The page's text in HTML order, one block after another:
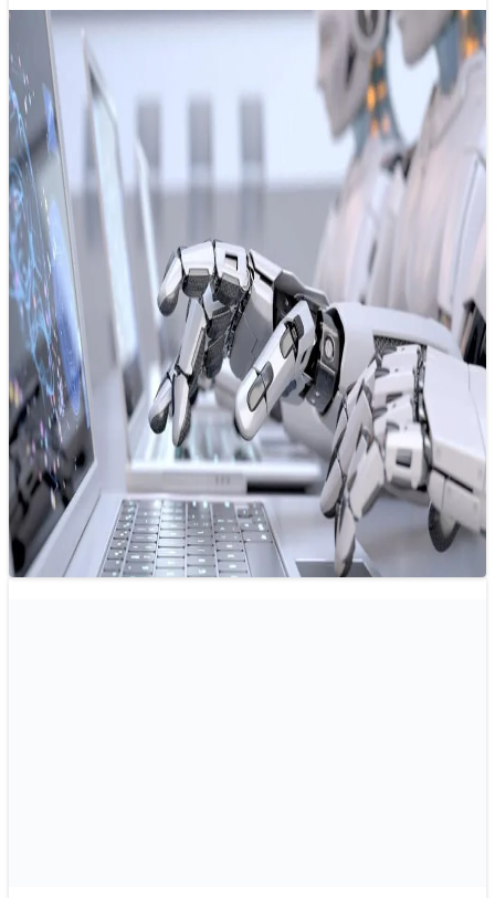
Xu hướng báo chí 2025: AI trở thành
cánh tay đắc lực của báo chí?
31/12/2024 13:06
Năm 2025 có thể là khởi đầu của một kỷ nguyên mới, nơi
AI không chỉ là công cụ hỗ trợ mà còn…